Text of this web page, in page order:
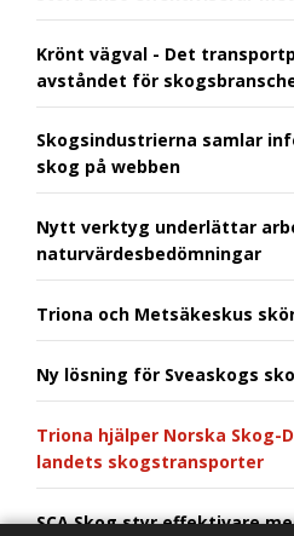
Krönt vägval - Det
avståndet för
Skogsindustrierna samlar
skog på webben
Nytt verktyg underlättar
naturvärdesbedömningar
Triona och Metsäkeskus
Ny lösning för Sveaskogs
Triona hjälper Norska
landets skogstransporter
SCA Skog styr effektivare